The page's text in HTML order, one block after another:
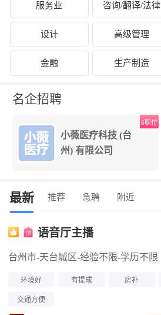
服务业 咨询/翻译/法律
设计 高级管理
金融 生产制造
名企招聘
小薇医疗科技 (台
州) 有限公司
最新 推荐 急聘 附近
语音厅主播
台州市-天台城区-经验不限-学历不限
环境好 有提成 房补
交通方便